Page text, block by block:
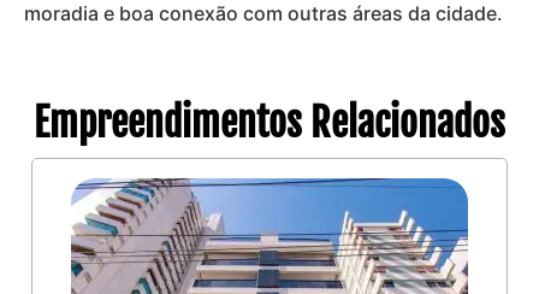
moradia e boa conexão com outras áreas da cidade.
Empreendimentos Relacionados